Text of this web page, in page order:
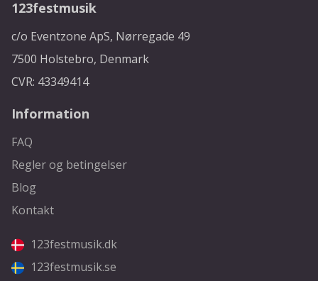
123festmusik
c/o Eventzone ApS, Nørregade 49
7500 Holstebro, Denmark
CVR: 43349414
Information
FAQ
Regler og betingelser
Blog
Kontakt
123festmusik.dk
123festmusik.se